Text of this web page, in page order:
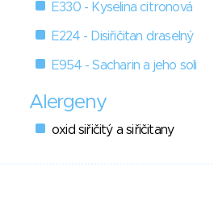
E330 - Kyselina citronová
E224 - Disiřičitan draselný
E954 - Sacharin a jeho soli
Alergeny
oxid siřičitý a siřičitany